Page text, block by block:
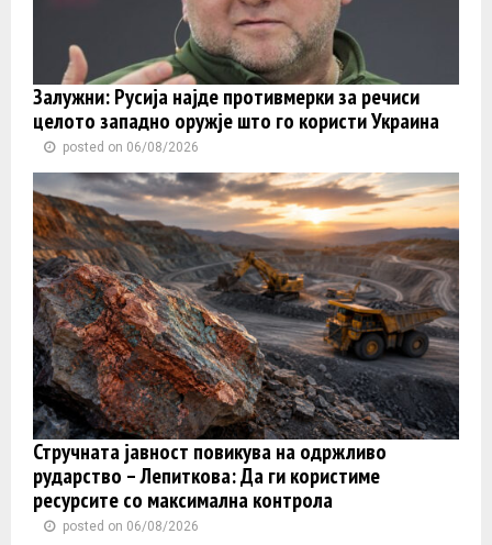
Залужни: Русија најде противмерки за речиси
целото западно оружје што го користи Украина
posted on 06/08/2026
Стручната јавност повикува на одржливо
рударство – Лепиткова: Да ги користиме
ресурсите со максимална контрола
posted on 06/08/2026